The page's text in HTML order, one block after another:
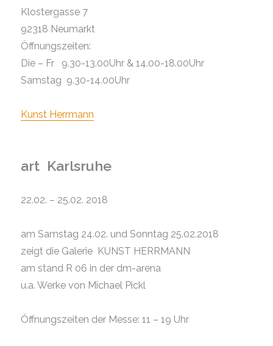
Klostergasse 7
92318 Neumarkt
Öffnungszeiten:
Die – Fr 9.30-13.00Uhr & 14.00-18.00Uhr
Samstag 9.30-14.00Uhr
Kunst Herrmann
art Karlsruhe
22.02. – 25.02. 2018
am Samstag 24.02. und Sonntag 25.02.2018
zeigt die Galerie KUNST HERRMANN
am stand R 06 in der dm-arena
u.a. Werke von Michael Pickl
Öffnungszeiten der Messe: 11 – 19 Uhr